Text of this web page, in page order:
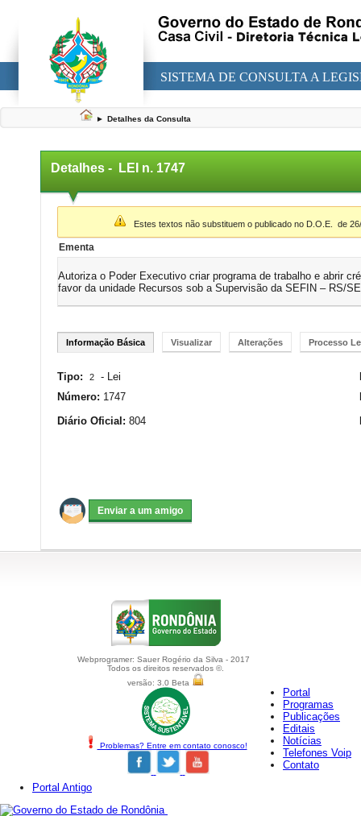
SISTEMA DE CONSULTA A
► Detalhes da Consulta
Detalhes - LEI n. 1747
▼
Estes textos não substituem o publicado no D.O.E. de
Ementa
Autoriza o Poder Executivo criar programa de trabalho e abrir
favor da unidade Recursos sob a Supervisão da SEFIN – RS/
Informação Básica Visualizar Alterações Processo
Tipo: 2 - Lei
Número: 1747
Diário Oficial: 804
Webprogramer: Sauer Rogério da Silva - 2017
Todos os direitos reservados ©.
versão: 3.0 Beta
Problemas? Entre em contato conosco!
Portal
Programas
Publicações
Editais
Notícias
Telefones Voip
Contato
Portal Antigo